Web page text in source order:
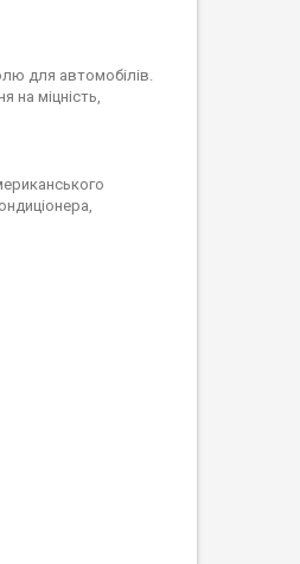
для автомобілів.
на міцність,